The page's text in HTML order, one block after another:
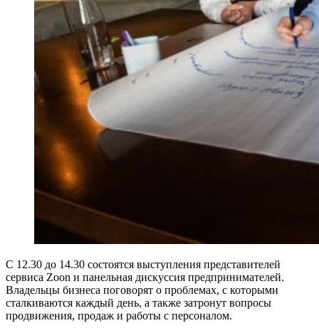
С 12.30 до 14.30 состоятся выступления представителей
сервиса Zoon и панельная дискуссия предпринимателей.
Владельцы бизнеса поговорят о проблемах, с которыми
сталкиваются каждый день, а также затронут вопросы
продвижения, продаж и работы с персоналом.